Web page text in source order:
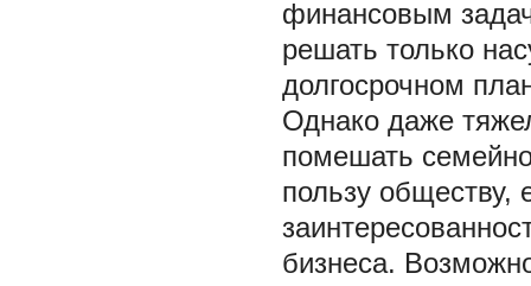
финансовым
решать только
долгосрочном
Однако даже
помешать
пользу обществу,
бизнеса.